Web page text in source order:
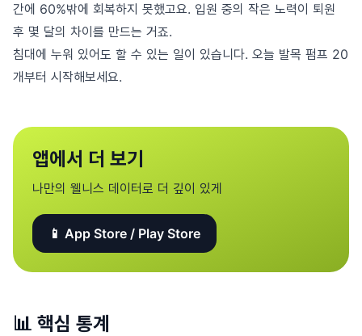
간에 60%밖에 회복하지 못했고요. 입원 중의 작은 노력이 퇴원
후 몇 달의 차이를 만드는 거죠.
침대에 누워 있어도 할 수 있는 일이 있습니다. 오늘 발목 펌프 20
개부터 시작해보세요.
앱에서 더 보기
나만의 웰니스 데이터로 더 깊이 있게
📱 App Store / Play Store
📊 핵심 통계